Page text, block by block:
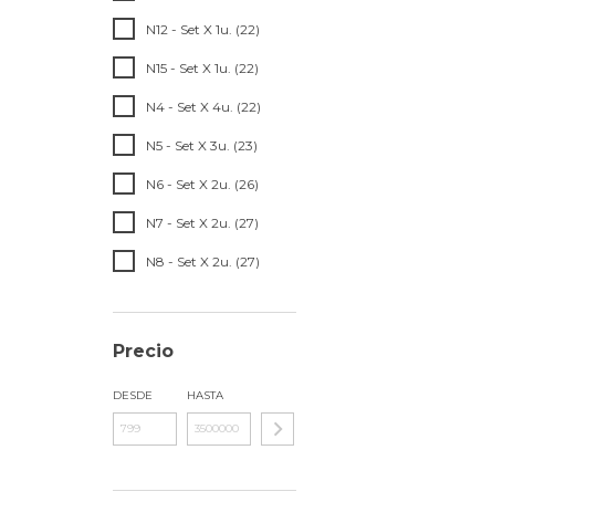
N12 - Set X 1u. (22)
N15 - Set X 1u. (22)
N4 - Set X 4u. (22)
N5 - Set X 3u. (23)
N6 - Set X 2u. (26)
N7 - Set X 2u. (27)
N8 - Set X 2u. (27)
Precio
DESDE HASTA